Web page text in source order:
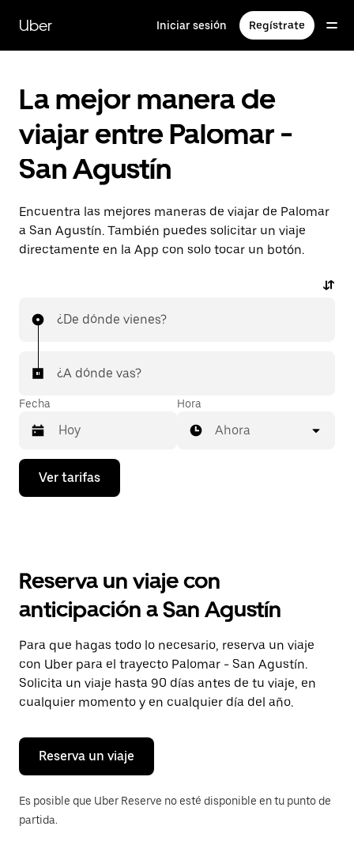
contenido
principal
Uber Iniciar sesión Regístrate
La mejor manera de
viajar entre Palomar -
San Agustín
Encuentra las mejores maneras de viajar de Palomar
a San Agustín. También puedes solicitar un viaje
directamente en la App con solo tocar un botón.
¿De dónde vienes?
¿A dónde vas?
Fecha
Presiona
flecha
el
y
selecciona
una
fecha.
Presiona
la
tecla Esc
para
el
calendario.
Hora
Ahora
Ver tarifas
Reserva un viaje con
anticipación a San Agustín
Para que hagas todo lo necesario, reserva un viaje
con Uber para el trayecto Palomar - San Agustín.
Solicita un viaje hasta 90 días antes de tu viaje, en
cualquier momento y en cualquier día del año.
Reserva un viaje
Es posible que Uber Reserve no esté disponible en tu punto de
partida.